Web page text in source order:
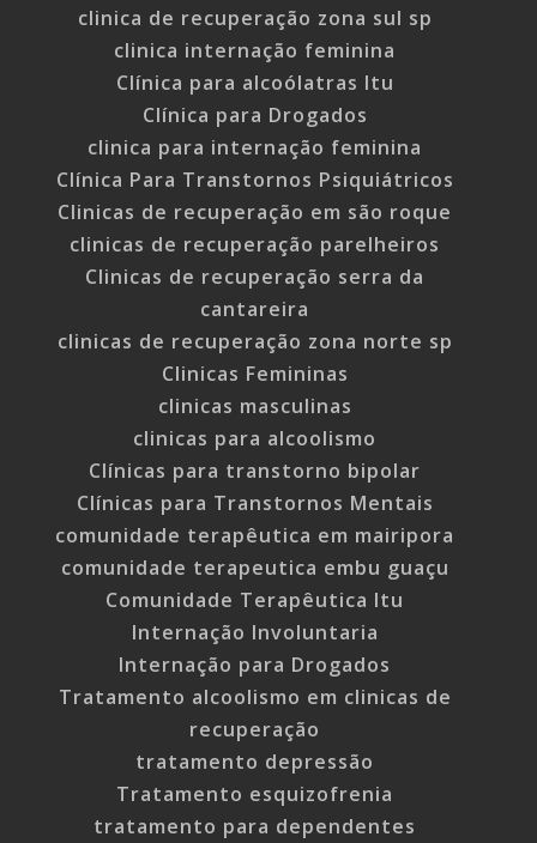
clinica de recuperação zona sul sp
clinica internação feminina
Clínica para alcoólatras Itu
Clínica para Drogados
clinica para internação feminina
Clínica Para Transtornos Psiquiátricos
Clinicas de recuperação em são roque
clinicas de recuperação parelheiros
Clinicas de recuperação serra da
cantareira
clinicas de recuperação zona norte sp
Clinicas Femininas
clinicas masculinas
clinicas para alcoolismo
Clínicas para transtorno bipolar
Clínicas para Transtornos Mentais
comunidade terapêutica em mairipora
comunidade terapeutica embu guaçu
Comunidade Terapêutica Itu
Internação Involuntaria
Internação para Drogados
Tratamento alcoolismo em clinicas de
recuperação
tratamento depressão
Tratamento esquizofrenia
tratamento para dependentes